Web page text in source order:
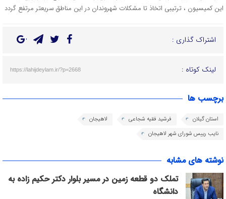
این کمیسیون ، ترتیبی اتخاذ تا مشکلات شهروندان در این مناطق سریعتر مرتفع گردد
اشتراک گذاری :
لینک کوتاه : https://lahijdeylam.ir/?p=2668
برچسب ها
استان گیلان فرشید فقیه شجاعی
لاهیجان
نایب رییس شورای شهر لاهیجان
نوشته های مشابه
تملک دو قطعه زمین در مسیر بلوار دکتر حکیم زاده به
دانشگاه